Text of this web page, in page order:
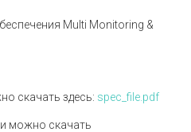
Multi Monitoring &
скачать здесь: spec_file.pdf
можно скачать